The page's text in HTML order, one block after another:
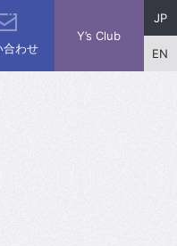
合わせ
Y’s Club
JP
EN